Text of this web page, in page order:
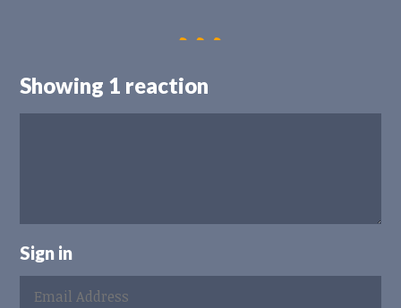
Showing 1 reaction
Sign in